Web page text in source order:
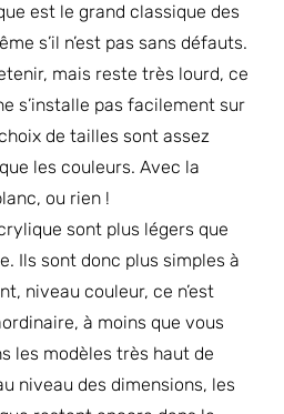
est le grand classique des
s’il n’est pas sans défauts.
mais reste très lourd, ce
s’installe pas facilement sur
de tailles sont assez
les couleurs. Avec la
ou rien !
sont plus légers que
Ils sont donc plus simples à
niveau couleur, ce n’est
à moins que vous
les modèles très haut de
niveau des dimensions, les